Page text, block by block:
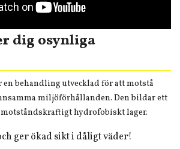
dig osynliga
en behandling utvecklad för att motstå
miljöförhållanden. Den bildar ett
hydrofobiskt lager.
ger ökad sikt i dåligt väder!